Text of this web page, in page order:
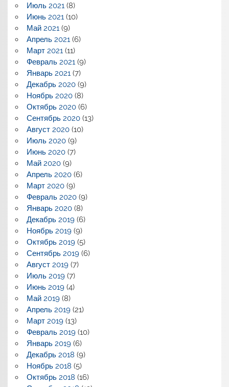
Июль 2021(8)
Июнь 2021(10)
Май 2021(9)
Апрель 2021(6)
Март 2021(11)
Февраль 2021(9)
Январь 2021(7)
Декабрь 2020(9)
Ноябрь 2020(8)
Октябрь 2020(6)
Сентябрь 2020(13)
Август 2020(10)
Июль 2020(9)
Июнь 2020(7)
Май 2020(9)
Апрель 2020(6)
Март 2020(9)
Февраль 2020(9)
Январь 2020(8)
Декабрь 2019(6)
Ноябрь 2019(9)
Октябрь 2019(5)
Сентябрь 2019(6)
Август 2019(7)
Июль 2019(7)
Июнь 2019(4)
Май 2019(8)
Апрель 2019(21)
Март 2019(13)
Февраль 2019(10)
Январь 2019(6)
Декабрь 2018 (9)
Ноябрь 2018 (5)
Октябрь 2018 (16)